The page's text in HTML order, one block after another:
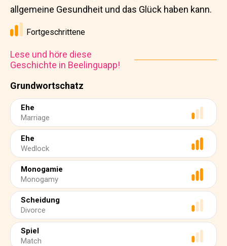
Grundwortschatz
Ehe
Marriage
Ehe
Wedlock
Monogamie
Monogamy
Scheidung
Divorce
Spiel
Match
allgemeine Gesundheit und das Glück haben kann.
Fortgeschrittene
Lese und höre diese
Geschichte in Beelinguapp!